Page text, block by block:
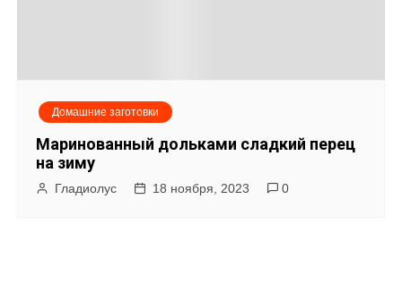
Домашние заготовки
Маринованный дольками сладкий перец
на зиму
Гладиолус 18 ноября, 2023 0